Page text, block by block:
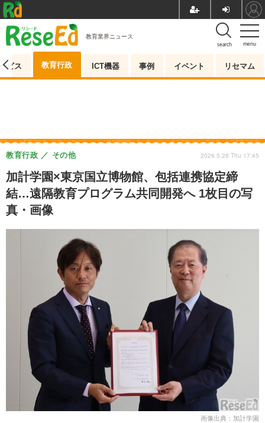
menu
search
教育業界ニュース
ビス 教育行政 ICT機器 事例 イベント リセマム
加計学園×東京国立博物館、包括連携協定締
結…遠隔教育プログラム共同開発へ 1枚目の写
真・画像
教育行政 その他 2026.5.28 Thu 17:45
画像出典：加計学園